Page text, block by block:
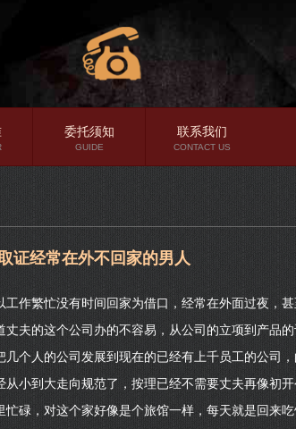
委托须知
GUIDE
联系我们
CONTACT US
证经常在外不回家的男人
作繁忙没有时间回家为借口，经常在外面过夜，
夫的这个公司办的不容易，从公司的立项到产品
个人的公司发展到现在的已经有上千员工的公司
小到大走向规范了，按理已经不需要丈夫再像初
碌，对这个家好像是个旅馆一样，每天就是回来